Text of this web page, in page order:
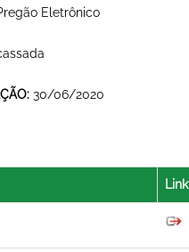
Eletrônico
30/06/2020
Link